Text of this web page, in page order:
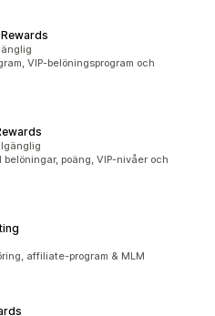
VIP-belöningsprogram och
poäng, VIP-nivåer och
affiliate-program & MLM